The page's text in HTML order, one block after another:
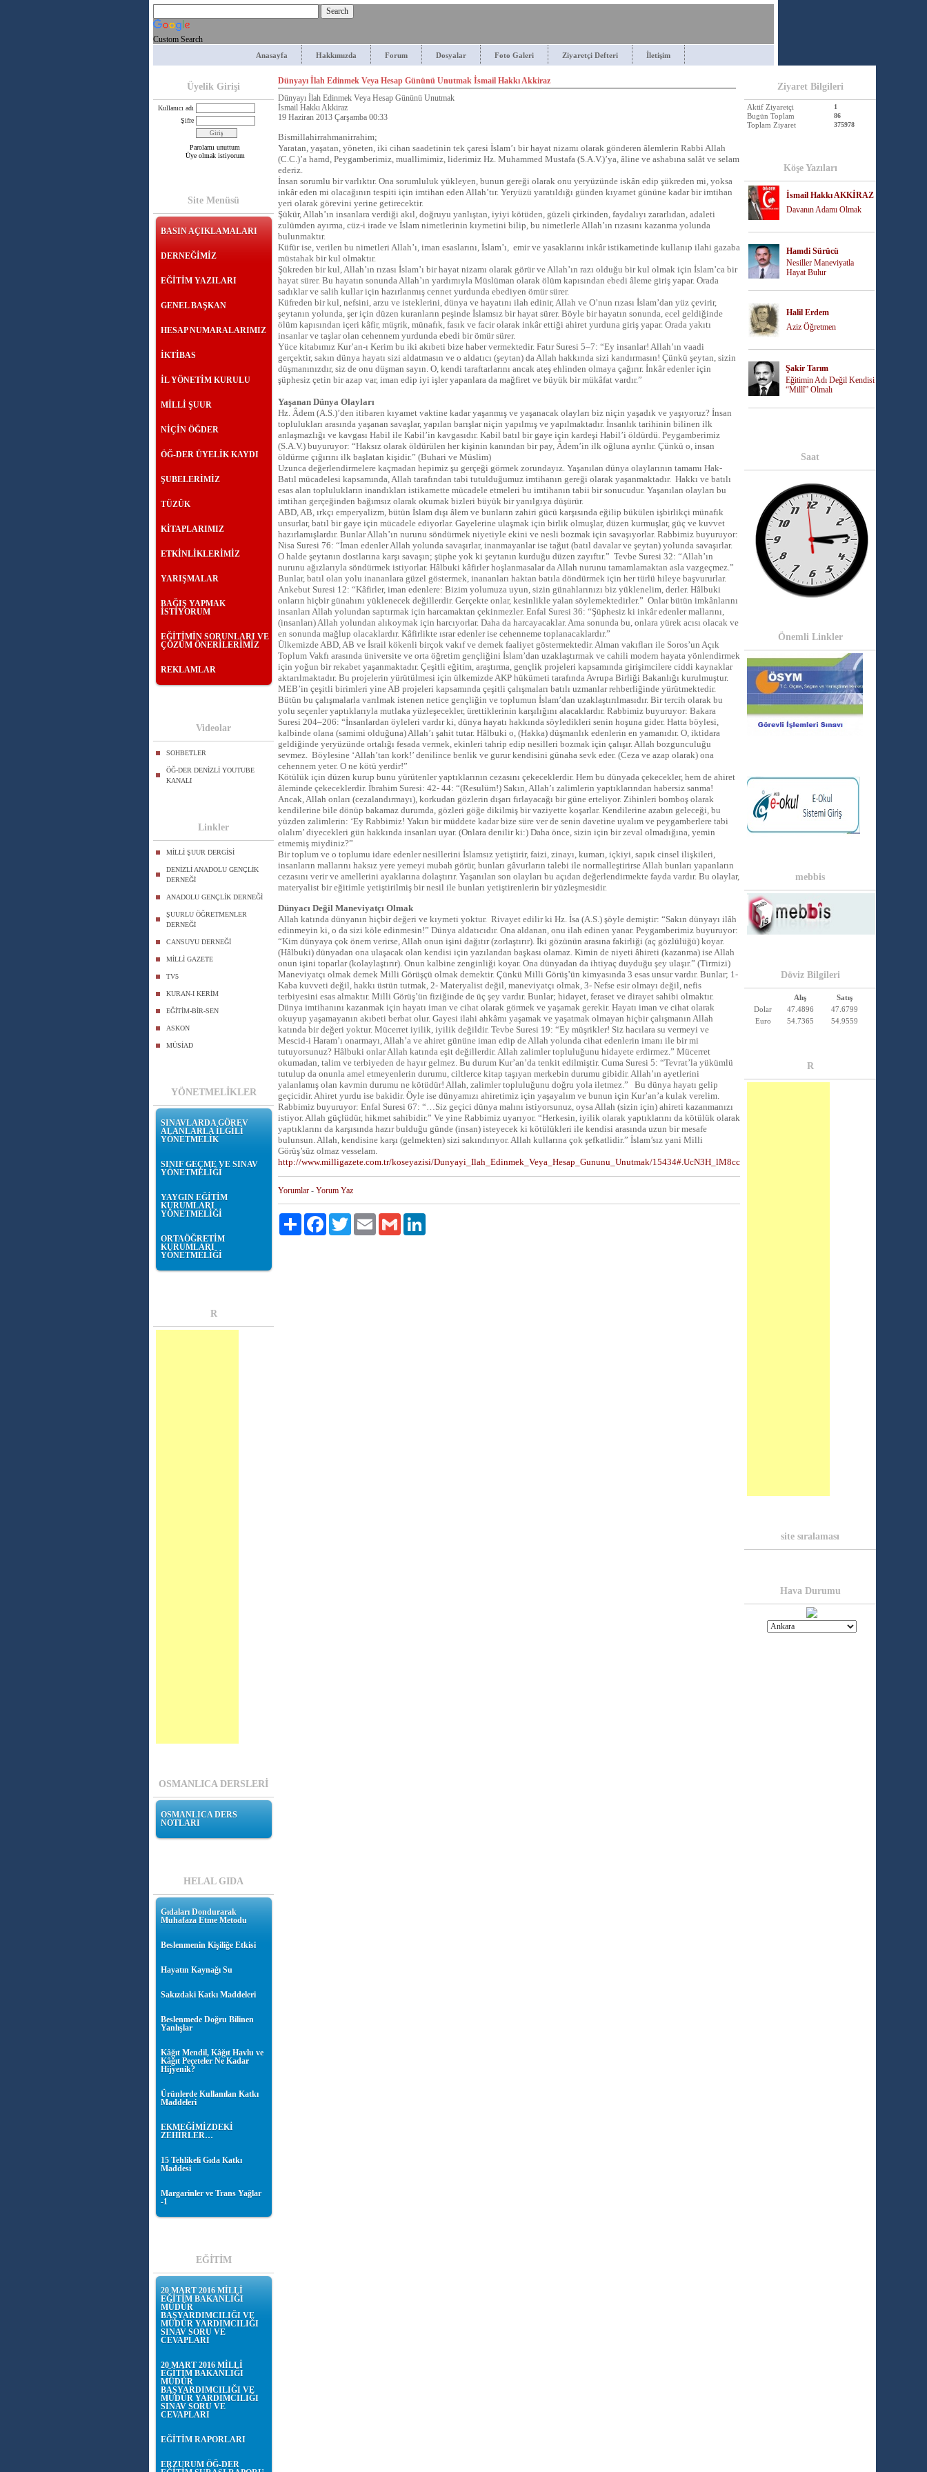
Custom Search
Anasayfa Hakkımızda Forum Dosyalar Foto Galeri Ziyaretçi Defteri İletişim
Üyelik Girişi
Kullanıcı adı
Şifre
Parolamı unuttum
Üye olmak istiyorum
Site Menüsü
BASIN AÇIKLAMALARI
DERNEĞİMİZ
EĞİTİM YAZILARI
GENEL BAŞKAN
HESAP NUMARALARIMIZ
İKTİBAS
İL YÖNETİM KURULU
MİLLİ ŞUUR
NİÇİN ÖĞDER
ÖĞ-DER ÜYELİK KAYDI
ŞUBELERİMİZ
TÜZÜK
KİTAPLARIMIZ
ETKİNLİKLERİMİZ
YARIŞMALAR
BAĞIŞ YAPMAK
İSTİYORUM
EĞİTİMİN SORUNLARI VE
ÇÖZÜM ÖNERİLERİMİZ
REKLAMLAR
Videolar
SOHBETLER
ÖĞ-DER DENİZLİ YOUTUBE
KANALI
Linkler
MİLLİ ŞUUR DERGİSİ
DENİZLİ ANADOLU GENÇLİK
DERNEĞİ
ANADOLU GENÇLİK DERNEĞİ
ŞUURLU ÖĞRETMENLER
DERNEĞİ
CANSUYU DERNEĞİ
MİLLİ GAZETE
TV5
KURAN-I KERİM
EĞİTİM-BİR-SEN
ASKON
MÜSİAD
YÖNETMELİKLER
SINAVLARDA GÖREV
ALANLARLA İLGİLİ
YÖNETMELİK
SINIF GEÇME VE SINAV
YÖNETMELİĞİ
YAYGIN EĞİTİM
KURUMLARI
YÖNETMELİĞİ
ORTAÖĞRETİM
KURUMLARI
YÖNETMELİĞİ
R
OSMANLICA DERSLERİ
OSMANLICA DERS
NOTLARI
HELAL GIDA
Gıdaları Dondurarak
Muhafaza Etme Metodu
Beslenmenin Kişiliğe Etkisi
Hayatın Kaynağı Su
Sakızdaki Katkı Maddeleri
Beslenmede Doğru Bilinen
Yanlışlar
Kâğıt Mendil, Kâğıt Havlu ve
Kâğıt Peçeteler Ne Kadar
Hijyenik?
Ürünlerde Kullanılan Katkı
Maddeleri
EKMEĞİMİZDEKİ
ZEHİRLER…
15 Tehlikeli Gıda Katkı
Maddesi
Margarinler ve Trans Yağlar
-1
EĞİTİM
20 MART 2016 MİLLİ
EĞİTİM BAKANLIĞI
MÜDÜR
BAŞYARDIMCILIĞI VE
MÜDÜR YARDIMCILIĞI
SINAV SORU VE
CEVAPLARI
20 MART 2016 MİLLİ
EĞİTİM BAKANLIĞI
MÜDÜR
BAŞYARDIMCILIĞI VE
MÜDÜR YARDIMCILIĞI
SINAV SORU VE
CEVAPLARI
EĞİTİM RAPORLARI
ERZURUM ÖĞ-DER
Dünyayı İlah Edinmek Veya Hesap Gününü Unutmak İsmail Hakkı Akkiraz
Dünyayı İlah Edinmek Veya Hesap Gününü Unutmak
İsmail Hakkı Akkiraz
19 Haziran 2013 Çarşamba 00:33
Bismillahirrahmanirrahim;
Yaratan, yaşatan, yöneten, iki cihan saadetinin tek çaresi İslam’ı bir hayat nizamı olarak gönderen âlemlerin Rabbi Allah
(C.C.)’a hamd, Peygamberimiz, muallimimiz, liderimiz Hz. Muhammed Mustafa (S.A.V.)’ya, âline ve ashabına salât ve selam
ederiz.
İnsan sorumlu bir varlıktır. Ona sorumluluk yükleyen, bunun gereği olarak onu yeryüzünde iskân edip şükreden mi, yoksa
inkâr eden mi olacağının tespiti için imtihan eden Allah’tır. Yeryüzü yaratıldığı günden kıyamet gününe kadar bir imtihan
yeri olarak görevini yerine getirecektir.
Şükür, Allah’ın insanlara verdiği akıl, doğruyu yanlıştan, iyiyi kötüden, güzeli çirkinden, faydalıyı zararlıdan, adaleti
zulümden ayırma, cüz-i irade ve İslam nimetlerinin kıymetini bilip, bu nimetlerle Allah’ın rızasını kazanma yolunda
bulunmaktır.
Küfür ise, verilen bu nimetleri Allah’ı, iman esaslarını, İslam’ı, emir ve yasaklarını inkâr istikametinde kullanıp ilahi gazaba
müstahak bir kul olmaktır.
Şükreden bir kul, Allah’ın rızası İslam’ı bir hayat nizamı olarak görür ve Allah’ın razı olduğu bir kul olmak için İslam’ca bir
hayat sürer. Bu hayatın sonunda Allah’ın yardımıyla Müslüman olarak ölüm kapısından ebedi âleme giriş yapar. Orada
sadıklar ve salih kullar için hazırlanmış cennet yurdunda ebediyen ömür sürer.
Küfreden bir kul, nefsini, arzu ve isteklerini, dünya ve hayatını ilah edinir, Allah ve O’nun rızası İslam’dan yüz çevirir,
şeytanın yolunda, şer için düzen kuranların peşinde İslamsız bir hayat sürer. Böyle bir hayatın sonunda, ecel geldiğinde
ölüm kapısından içeri kâfir, müşrik, münafık, fasık ve facir olarak inkâr ettiği ahiret yurduna giriş yapar. Orada yakıtı
insanlar ve taşlar olan cehennem yurdunda ebedi bir ömür sürer.
Yüce kitabımız Kur’an-ı Kerim bu iki akıbeti bize haber vermektedir. Fatır Suresi 5–7: “Ey insanlar! Allah’ın vaadi
gerçektir, sakın dünya hayatı sizi aldatmasın ve o aldatıcı (şeytan) da Allah hakkında sizi kandırmasın! Çünkü şeytan, sizin
düşmanınızdır, siz de onu düşman sayın. O, kendi taraftarlarını ancak ateş ehlinden olmaya çağırır. İnkâr edenler için
şüphesiz çetin bir azap var, iman edip iyi işler yapanlara da mağfiret ve büyük bir mükâfat vardır.”
Yaşanan Dünya Olayları
Hz. Âdem (A.S.)’den itibaren kıyamet vaktine kadar yaşanmış ve yaşanacak olayları biz niçin yaşadık ve yaşıyoruz? İnsan
toplulukları arasında yaşanan savaşlar, yapılan barışlar niçin yapılmış ve yapılmaktadır. İnsanlık tarihinin bilinen ilk
anlaşmazlığı ve kavgası Habil ile Kabil’in kavgasıdır. Kabil batıl bir gaye için kardeşi Habil’i öldürdü. Peygamberimiz
(S.A.V.) buyuruyor: “Haksız olarak öldürülen her kişinin kanından bir pay, Âdem’in ilk oğluna ayrılır. Çünkü o, insan
öldürme çığırını ilk başlatan kişidir.” (Buhari ve Müslim)
Uzunca değerlendirmelere kaçmadan hepimiz şu gerçeği görmek zorundayız. Yaşanılan dünya olaylarının tamamı Hak-
Batıl mücadelesi kapsamında, Allah tarafından tabi tutulduğumuz imtihanın gereği olarak yaşanmaktadır. Hakkı ve batılı
esas alan toplulukların inandıkları istikamette mücadele etmeleri bu imtihanın tabii bir sonucudur. Yaşanılan olayları bu
imtihan gerçeğinden bağımsız olarak okumak bizleri büyük bir yanılgıya düşürür.
ABD, AB, ırkçı emperyalizm, bütün İslam dışı âlem ve bunların zahiri gücü karşısında eğilip bükülen işbirlikçi münafık
unsurlar, batıl bir gaye için mücadele ediyorlar. Gayelerine ulaşmak için birlik olmuşlar, düzen kurmuşlar, güç ve kuvvet
hazırlamışlardır. Bunlar Allah’ın nurunu söndürmek niyetiyle ekini ve nesli bozmak için savaşıyorlar. Rabbimiz buyuruyor:
Nisa Suresi 76: “İman edenler Allah yolunda savaşırlar, inanmayanlar ise tağut (batıl davalar ve şeytan) yolunda savaşırlar.
O halde şeytanın dostlarına karşı savaşın; şüphe yok ki şeytanın kurduğu düzen zayıftır.” Tevbe Suresi 32: “Allah’ın
nurunu ağızlarıyla söndürmek istiyorlar. Hâlbuki kâfirler hoşlanmasalar da Allah nurunu tamamlamaktan asla vazgeçmez.”
Bunlar, batıl olan yolu inananlara güzel göstermek, inananları haktan batıla döndürmek için her türlü hileye başvururlar.
Ankebut Suresi 12: “Kâfirler, iman edenlere: Bizim yolumuza uyun, sizin günahlarınızı biz yüklenelim, derler. Hâlbuki
onların hiçbir günahını yüklenecek değillerdir. Gerçekte onlar, kesinlikle yalan söylemektedirler.” Onlar bütün imkânlarını
insanları Allah yolundan saptırmak için harcamaktan çekinmezler. Enfal Suresi 36: “Şüphesiz ki inkâr edenler mallarını,
(insanları) Allah yolundan alıkoymak için harcıyorlar. Daha da harcayacaklar. Ama sonunda bu, onlara yürek acısı olacak ve
en sonunda mağlup olacaklardır. Kâfirlikte ısrar edenler ise cehenneme toplanacaklardır.”
Ülkemizde ABD, AB ve İsrail kökenli birçok vakıf ve dernek faaliyet göstermektedir. Alman vakıfları ile Soros’un Açık
Toplum Vakfı arasında üniversite ve orta öğretim gençliğini İslam’dan uzaklaştırmak ve cahili modern hayata yönlendirmek
için yoğun bir rekabet yaşanmaktadır. Çeşitli eğitim, araştırma, gençlik projeleri kapsamında girişimcilere ciddi kaynaklar
aktarılmaktadır. Bu projelerin yürütülmesi için ülkemizde AKP hükümeti tarafında Avrupa Birliği Bakanlığı kurulmuştur.
MEB’in çeşitli birimleri yine AB projeleri kapsamında çeşitli çalışmaları batılı uzmanlar rehberliğinde yürütmektedir.
Bütün bu çalışmalarla varılmak istenen netice gençliğin ve toplumun İslam’dan uzaklaştırılmasıdır. Bir tercih olarak bu
yolu seçenler yaptıklarıyla mutlaka yüzleşecekler, ürettiklerinin karşılığını alacaklardır. Rabbimiz buyuruyor: Bakara
Suresi 204–206: “İnsanlardan öyleleri vardır ki, dünya hayatı hakkında söyledikleri senin hoşuna gider. Hatta böylesi,
kalbinde olana (samimi olduğuna) Allah’ı şahit tutar. Hâlbuki o, (Hakka) düşmanlık edenlerin en yamanıdır. O, iktidara
geldiğinde yeryüzünde ortalığı fesada vermek, ekinleri tahrip edip nesilleri bozmak için çalışır. Allah bozgunculuğu
sevmez. Böylesine ‘Allah’tan kork!’ denilince benlik ve gurur kendisini günaha sevk eder. (Ceza ve azap olarak) ona
cehennem yeter. O ne kötü yerdir!”
Kötülük için düzen kurup bunu yürütenler yaptıklarının cezasını çekeceklerdir. Hem bu dünyada çekecekler, hem de ahiret
âleminde çekeceklerdir. İbrahim Suresi: 42- 44: “(Resulüm!) Sakın, Allah’ı zalimlerin yaptıklarından habersiz sanma!
Ancak, Allah onları (cezalandırmayı), korkudan gözlerin dışarı fırlayacağı bir güne erteliyor. Zihinleri bomboş olarak
kendilerine bile dönüp bakamaz durumda, gözleri göğe dikilmiş bir vaziyette koşarlar. Kendilerine azabın geleceği, bu
yüzden zalimlerin: ‘Ey Rabbimiz! Yakın bir müddete kadar bize süre ver de senin davetine uyalım ve peygamberlere tabi
olalım’ diyecekleri gün hakkında insanları uyar. (Onlara denilir ki:) Daha önce, sizin için bir zeval olmadığına, yemin
etmemiş miydiniz?”
Bir toplum ve o toplumu idare edenler nesillerini İslamsız yetiştirir, faizi, zinayı, kumarı, içkiyi, sapık cinsel ilişkileri,
insanların mallarını haksız yere yemeyi mubah görür, bunları gâvurların talebi ile normalleştirirse Allah bunları yapanların
cezasını verir ve amellerini ayaklarına dolaştırır. Yaşanılan son olayları bu açıdan değerlendirmekte fayda vardır. Bu olaylar,
materyalist bir eğitimle yetiştirilmiş bir nesil ile bunları yetiştirenlerin bir yüzleşmesidir.
Dünyacı Değil Maneviyatçı Olmak
Allah katında dünyanın hiçbir değeri ve kıymeti yoktur. Rivayet edilir ki Hz. İsa (A.S.) şöyle demiştir: “Sakın dünyayı ilâh
edinmeyin ki, o da sizi köle edinmesin!” Dünya aldatıcıdır. Ona aldanan, onu ilah edinen yanar. Peygamberimiz buyuruyor:
“Kim dünyaya çok önem verirse, Allah onun işini dağıtır (zorlaştırır). İki gözünün arasına fakirliği (aç gözlülüğü) koyar.
(Hâlbuki) dünyadan ona ulaşacak olan kendisi için yazılandan başkası olamaz. Kimin de niyeti âhireti (kazanma) ise Allah
onun işini toparlar (kolaylaştırır). Onun kalbine zenginliği koyar. Ona dünyadan da ihtiyaç duyduğu şey ulaşır.” (Tirmizi)
Maneviyatçı olmak demek Milli Görüşçü olmak demektir. Çünkü Milli Görüş’ün kimyasında 3 esas unsur vardır. Bunlar; 1-
Kaba kuvveti değil, hakkı üstün tutmak, 2- Materyalist değil, maneviyatçı olmak, 3- Nefse esir olmayı değil, nefis
terbiyesini esas almaktır. Milli Görüş’ün fiziğinde de üç şey vardır. Bunlar; hidayet, feraset ve dirayet sahibi olmaktır.
Dünya imtihanını kazanmak için hayatı iman ve cihat olarak görmek ve yaşamak gerekir. Hayatı iman ve cihat olarak
okuyup yaşamayanın akıbeti berbat olur. Gayesi ilahi ahkâmı yaşamak ve yaşatmak olmayan hiçbir çalışmanın Allah
katında bir değeri yoktur. Mücerret iyilik, iyilik değildir. Tevbe Suresi 19: “Ey müşrikler! Siz hacılara su vermeyi ve
Mescid-i Haram’ı onarmayı, Allah’a ve ahiret gününe iman edip de Allah yolunda cihat edenlerin imanı ile bir mi
tutuyorsunuz? Hâlbuki onlar Allah katında eşit değillerdir. Allah zalimler topluluğunu hidayete erdirmez.” Mücerret
okumadan, talim ve terbiyeden de hayır gelmez. Bu durum Kur’an’da tenkit edilmiştir. Cuma Suresi 5: “Tevrat’la yükümlü
tutulup da onunla amel etmeyenlerin durumu, ciltlerce kitap taşıyan merkebin durumu gibidir. Allah’ın ayetlerini
yalanlamış olan kavmin durumu ne kötüdür! Allah, zalimler topluluğunu doğru yola iletmez.” Bu dünya hayatı gelip
geçicidir. Ahiret yurdu ise bakidir. Öyle ise dünyamızı ahiretimiz için yaşayalım ve bunun için Kur’an’a kulak verelim.
Rabbimiz buyuruyor: Enfal Suresi 67: “…Siz geçici dünya malını istiyorsunuz, oysa Allah (sizin için) ahireti kazanmanızı
istiyor. Allah güçlüdür, hikmet sahibidir.” Ve yine Rabbimiz uyarıyor. “Herkesin, iyilik olarak yaptıklarını da kötülük olarak
yaptıklarını da karşısında hazır bulduğu günde (insan) isteyecek ki kötülükleri ile kendisi arasında uzun bir mesafe
bulunsun. Allah, kendisine karşı (gelmekten) sizi sakındırıyor. Allah kullarına çok şefkatlidir.” İslam’sız yani Milli
Görüş’süz olmaz vesselam.
http://www.milligazete.com.tr/koseyazisi/Dunyayi_Ilah_Edinmek_Veya_Hesap_Gununu_Unutmak/15434#.UcN3H_lM8cc
Yorumlar - Yorum Yaz
Paylaş FacebookTwitter Email Gmail
Ziyaret Bilgileri
Aktif Ziyaretçi 1
Bugün Toplam 86
Toplam Ziyaret 375978
Köşe Yazıları
İsmail Hakkı AKKİRAZ
Davanın Adamı Olmak
Hamdi Sürücü
Nesiller Maneviyatla
Hayat Bulur
Halil Erdem
Aziz Öğretmen
Şakir Tarım
Eğitimin Adı Değil Kendisi
“Millî” Olmalı
Saat
Önemli Linkler
mebbis
Döviz Bilgileri
Alış
Satış
Dolar
47.4896
47.6799
Euro
54.7365 54.9559
R
site sıralaması
Hava Durumu